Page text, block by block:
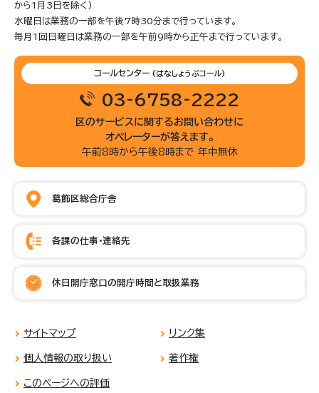
から1月3日を除く)
水曜日は業務の一部を午後7時30分まで行っています。
毎月1回日曜日は業務の一部を午前9時から正午まで行っています。
コールセンター (はなしょうぶコール)
03-6758-2222
区のサービスに関するお問い合わせに
オペレーターが答えます。
午前8時から午後8時まで 年中無休
葛飾区総合庁舎
各課の仕事・連絡先
休日開庁窓口の開庁時間と取扱業務
サイトマップ リンク集
個人情報の取り扱い 著作権
このページへの評価